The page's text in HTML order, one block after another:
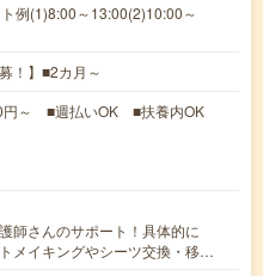
例(1)8:00～13:00(2)10:00～
！】■2カ月～
円～ ■週払いOK ■扶養内OK
師さんのサポート！具体的に
メイキングやシーツ交換・移…